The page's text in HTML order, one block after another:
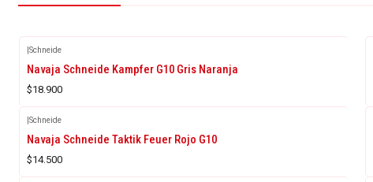
|Schneide
Navaja Schneide Kampfer G10 Gris Naranja
$18.900
|Schneide
Navaja Schneide Taktik Feuer Rojo G10
$14.500